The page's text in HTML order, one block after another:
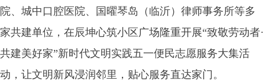
院、城中口腔医院、国曜琴岛（临沂）律师事务所等多
家共建单位，在辰坤心筑小区广场隆重开展“致敬劳动者·
共建美好家”新时代文明实践五一便民志愿服务大集活
动，让文明新风浸润邻里，贴心服务直达家门。